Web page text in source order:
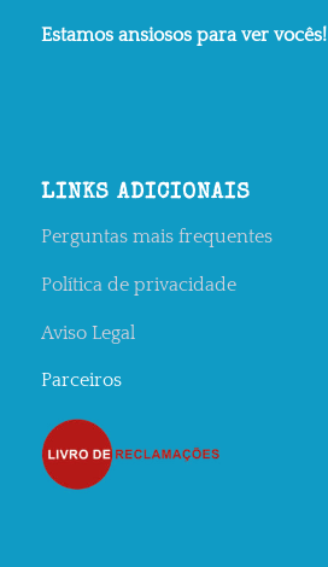
Estamos ansiosos para ver vocês!
LINKS ADICIONAIS
Perguntas mais frequentes
Política de privacidade
Aviso Legal
Parceiros